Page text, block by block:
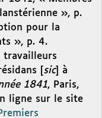
», p.
pour la
», p. 4.
travailleurs
[ sic] à
1841, Paris,
ligne sur le site